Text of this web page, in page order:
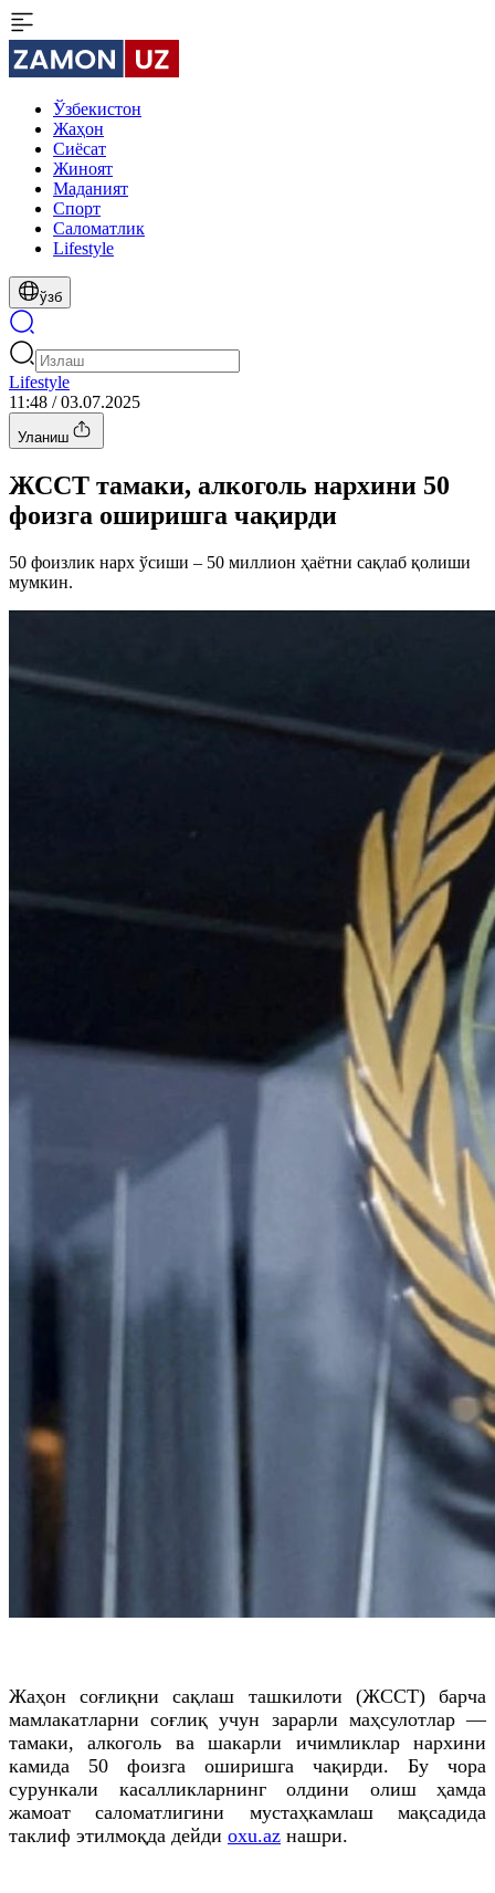
Ўзбекистон
Жаҳон
Сиёсат
Жиноят
Маданият
Спорт
Cаломатлик
Lifestyle
ўзб
Lifestyle
11:48 / 03.07.2025
Уланиш
ЖССТ тамаки, алкоголь нархини 50
фоизга оширишга чақирди
50 фоизлик нарх ўсиши – 50 миллион ҳаётни сақлаб қолиши
мумкин.
Жаҳон соғлиқни сақлаш ташкилоти (ЖССТ) барча
мамлакатларни соғлиқ учун зарарли маҳсулотлар —
тамаки, алкоголь ва шакарли ичимликлар нархини
камида 50 фоизга оширишга чақирди. Бу чора
сурункали касалликларнинг олдини олиш ҳамда
жамоат саломатлигини мустаҳкамлаш мақсадида
таклиф этилмоқда дейди oxu.az нашри.